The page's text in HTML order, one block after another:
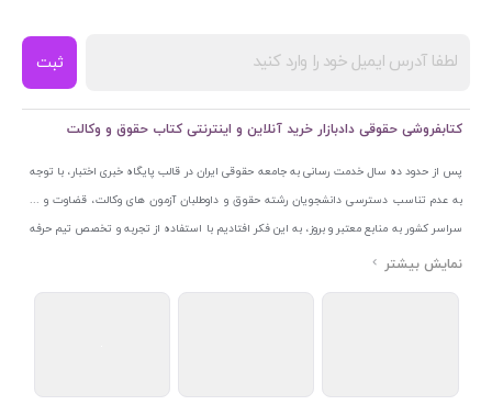
ثبت
کتابفروشی حقوقی دادبازار خرید آنلاین و اینترنتی کتاب حقوق و وکالت
پس از حدود ده سال خدمت رسانی به جامعه حقوقی ایران در قالب پایگاه خبری اختبار، با توجه
به عدم تناسب دسترسی دانشجویان رشته حقوق و داوطلبان آزمون های وکالت، قضاوت و ...
سراسر کشور به منابع معتبر و بروز، به این فکر افتادیم با استفاده از تجربه و تخصص تیم حرفه
ای اختبار خدمتی جدید به جامعه حقوقی ایران ارائه کنیم. به این منظور با راه اندازی و تجهیز
اتحادیه ناشران و کتابفروشان تهران به منظور ارائه مطمئن ترین خدمات مجموعه بسیار کامل و